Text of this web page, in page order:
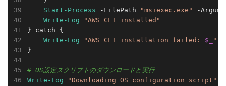
Start-Process -FilePath "msiexec.exe"
-
Write-Log
"AWS CLI installed"
} catch {
Write-Log
"AWS CLI installation failed: $_
"
}
# OS設定スクリプトのダウンロードと実行
Write-Log
"Downloading OS configuration script"